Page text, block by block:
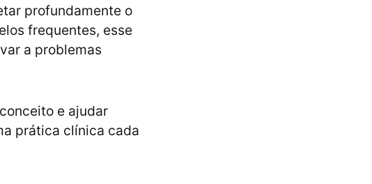
profundamente o
frequentes, esse
a problemas
e ajudar
prática clínica cada